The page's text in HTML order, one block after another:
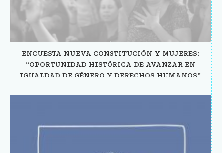
ENCUESTA NUEVA CONSTITUCIÓN Y MUJERES:
“OPORTUNIDAD HISTÓRICA DE AVANZAR EN
IGUALDAD DE GÉNERO Y DERECHOS HUMANOS”